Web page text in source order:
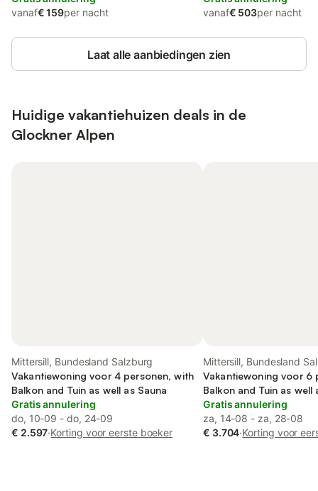
vanaf€ 159per nacht
vanaf€ 503per nacht
Laat alle aanbiedingen zien
Huidige vakantiehuizen deals in de
Glockner Alpen
Mittersill, Bundesland Salzburg
Vakantiewoning voor 4 personen, with
Balkon and Tuin as well as Sauna
Gratis annulering
do, 10-09 - do, 24-09
€ 2.597·Korting voor eerste boeker
Mittersill, Bundesland
Vakantiewoning voor 6
Balkon and Tuin as well
Gratis annulering
za, 14-08 - za, 28-08
€ 3.704·Korting voor